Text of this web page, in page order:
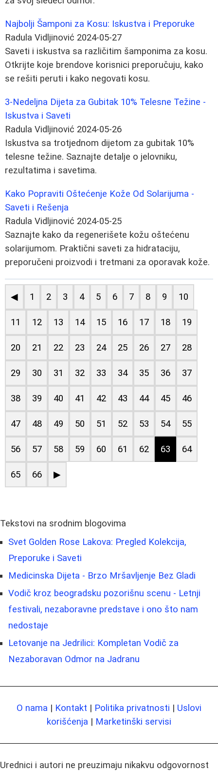
Najbolji Šamponi za Kosu: Iskustva i Preporuke
Radula Vidljinović 2024-05-27
Saveti i iskustva sa različitim šamponima za kosu.
Otkrijte koje brendove korisnici preporučuju, kako
se rešiti peruti i kako negovati kosu.
3-Nedeljna Dijeta za Gubitak 10% Telesne Težine -
Iskustva i Saveti
Radula Vidljinović 2024-05-26
Iskustva sa trotjednom dijetom za gubitak 10%
telesne težine. Saznajte detalje o jelovniku,
rezultatima i savetima.
Kako Popraviti Oštećenje Kože Od Solarijuma -
Saveti i Rešenja
Radula Vidljinović 2024-05-25
Saznajte kako da regenerišete kožu oštećenu
solarijumom. Praktični saveti za hidrataciju,
preporučeni proizvodi i tretmani za oporavak kože.
◀ 1 2 3 4 5 6 7 8 9 10
11 12 13 14 15 16 17 18 19
20 21 22 23 24 25 26 27 28
29 30 31 32 33 34 35 36 37
38 39 40 41 42 43 44 45 46
47 48 49 50 51 52 53 54 55
56 57 58 59 60 61 62 63 64
65 66 ▶
Tekstovi na srodnim blogovima
Svet Golden Rose Lakova: Pregled Kolekcija,
Preporuke i Saveti
Medicinska Dijeta - Brzo Mršavljenje Bez Gladi
Vodič kroz beogradsku pozorišnu scenu - Letnji
festivali, nezaboravne predstave i ono što nam
nedostaje
Letovanje na Jedrilici: Kompletan Vodič za
Nezaboravan Odmor na Jadranu
O nama | Kontakt | Politika privatnosti | Uslovi
korišćenja | Marketinški servisi
Urednici i autori ne preuzimaju nikakvu odgovornost